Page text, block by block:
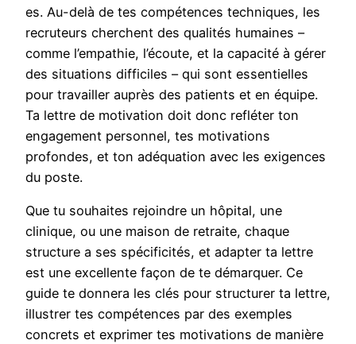
es. Au-delà de tes compétences techniques, les
recruteurs cherchent des qualités humaines –
comme l’empathie, l’écoute, et la capacité à gérer
des situations difficiles – qui sont essentielles
pour travailler auprès des patients et en équipe.
Ta lettre de motivation doit donc refléter ton
engagement personnel, tes motivations
profondes, et ton adéquation avec les exigences
du poste.
Que tu souhaites rejoindre un hôpital, une
clinique, ou une maison de retraite, chaque
structure a ses spécificités, et adapter ta lettre
est une excellente façon de te démarquer. Ce
guide te donnera les clés pour structurer ta lettre,
illustrer tes compétences par des exemples
concrets et exprimer tes motivations de manière